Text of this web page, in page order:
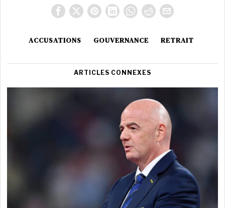
ACCUSATIONS GOUVERNANCE RETRAIT
ARTICLES CONNEXES